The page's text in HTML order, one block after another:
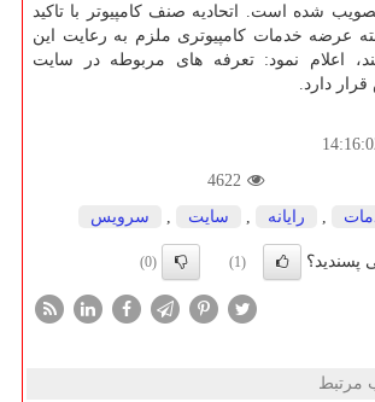
شده است. اتحادیه صنف كامپیوتر با تاكید
عرضه خدمات كامپیوتری ملزم به رعایت این
اعلام نمود: تعرفه های مربوطه در سایت
دارد.
4622
, رایانه , سایت , سرویس
پسندید؟ (1)
(0)
مرتبط